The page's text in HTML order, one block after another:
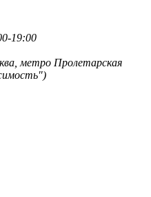
19:00
метро Пролетарская